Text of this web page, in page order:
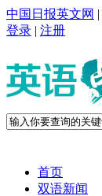
中国日报英文网 |
登录 | 注册
首页
双语新闻